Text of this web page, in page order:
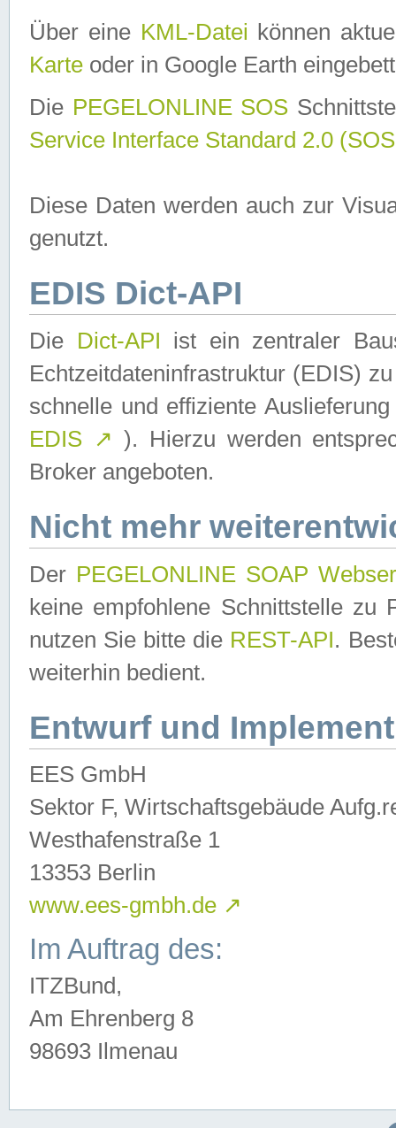
Über eine KML-Datei können
Karte oder in Google Earth
Die PEGELONLINE SOS
Service Interface Standard 2.0
Diese Daten werden auch zur
genutzt.
EDIS Dict-API
Die Dict-API ist ein zentraler
Echtzeitdateninfrastruktur (EDIS)
schnelle und effiziente
EDIS ↗ ). Hierzu werden
Broker angeboten.
Nicht mehr
Der PEGELONLINE SOAP
keine empfohlene Schnittstelle zu
nutzen Sie bitte die REST-API.
weiterhin bedient.
Entwurf und
EES GmbH
Sektor F, Wirtschaftsgebäude
Westhafenstraße 1
13353 Berlin
www.ees-gmbh.de ↗
Im Auftrag des:
ITZBund,
Am Ehrenberg 8
98693 Ilmenau